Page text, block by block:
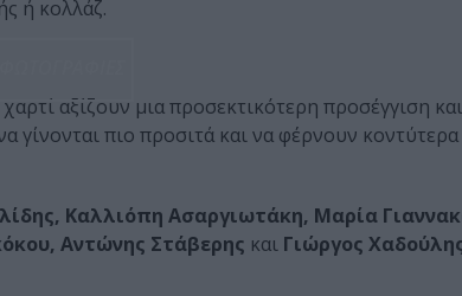
ή κολλάζ.
αξίζουν μια προσεκτικότερη προσέγγιση
πιο προσιτά και να φέρνουν κοντύτερα
Καλλιόπη Ασαργιωτάκη, Μαρία
Αντώνης Στάβερης και Γιώργος